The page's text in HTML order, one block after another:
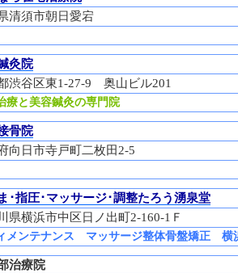
清須市朝日愛宕
灸院
渋谷区東1-27-9 奥山ビル201
療と美容鍼灸の専門院
骨院
向日市寺戸町二枚田2-5
･指圧･マッサージ･調整たろう湧泉堂
県横浜市中区日ノ出町2-160-1Ｆ
メンテナンス マッサージ整体骨盤矯正 横
治療院